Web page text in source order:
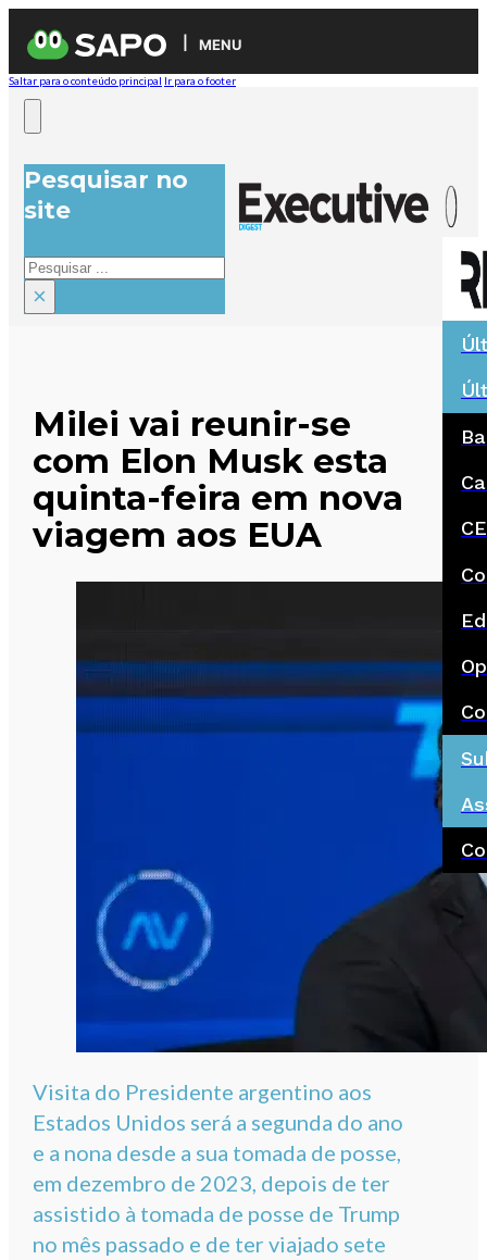
MENU
Saltar para o conteúdo principal Ir para o footer
Pesquisar no
site
Pesquisar
×
Milei vai reunir-se
com Elon Musk esta
quinta-feira em nova
viagem aos EUA
Visita do Presidente argentino aos
Estados Unidos será a segunda do ano
e a nona desde a sua tomada de posse,
em dezembro de 2023, depois de ter
assistido à tomada de posse de Trump
no mês passado e de ter viajado sete